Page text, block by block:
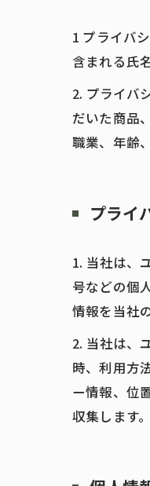
1 プライバ
含まれる氏
2. プライバ
だいた商品
職業、年齢
プライ
1. 当社は、
号などの個
情報を当社
2. 当社は、
時、利用方
ー情報、位
収集します。